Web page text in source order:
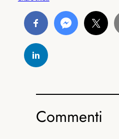
Commenti